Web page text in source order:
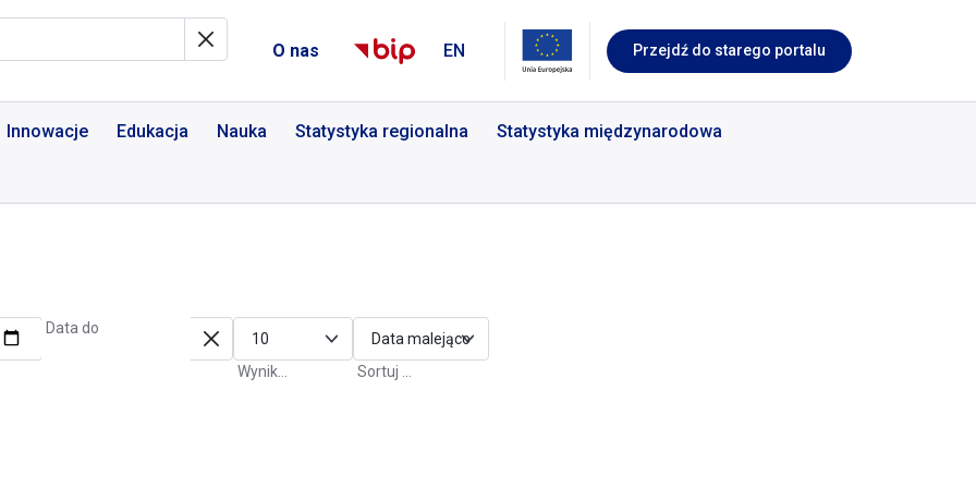
O nas EN Przejdź do starego portalu
Innowacje Edukacja Nauka Statystyka regionalna
Statystyka międzynarodowa
Data do
Wyniki na stronę